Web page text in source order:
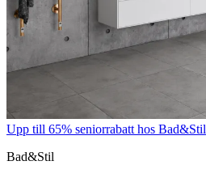
Upp till 65% seniorrabatt hos Bad&Stil
Bad&Stil